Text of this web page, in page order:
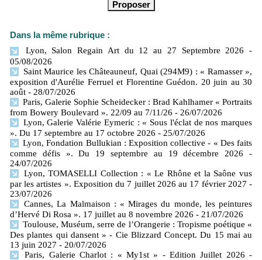
Dans la même rubrique :
Lyon, Salon Regain Art du 12 au 27 Septembre 2026
-
05/08/2026
Saint Maurice les Châteauneuf, Quai (294M9) : « Ramasser »,
exposition d'Aurélie Ferruel et Florentine Guédon. 20 juin au 30
août - 28/07/2026
Paris, Galerie Sophie Scheidecker : Brad Kahlhamer « Portraits
from Bowery Boulevard ». 22/09 au 7/11/26 - 26/07/2026
Lyon, Galerie Valérie Eymeric : « Sous l'éclat de nos marques
». Du 17 septembre au 17 octobre 2026 - 25/07/2026
Lyon, Fondation Bullukian : Exposition collective - « Des faits
comme défis ». Du 19 septembre au 19 décembre 2026
-
24/07/2026
Lyon, TOMASELLI Collection : « Le Rhône et la Saône vus
par les artistes ». Exposition du 7 juillet 2026 au 17 février 2027 -
23/07/2026
Cannes, La Malmaison : « Mirages du monde, les peintures
d’Hervé Di Rosa ». 17 juillet au 8 novembre 2026 - 21/07/2026
Toulouse, Muséum, serre de l’Orangerie : Tropisme poétique «
Des plantes qui dansent » - Cie Blizzard Concept. Du 15 mai au
13 juin 2027 - 20/07/2026
Paris, Galerie Charlot : « My1st » - Edition Juillet 2026 -